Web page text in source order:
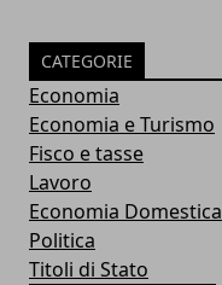
CATEGORIE
Economia
Economia e Turismo
Fisco e tasse
Lavoro
Economia Domestica
Politica
Titoli di Stato